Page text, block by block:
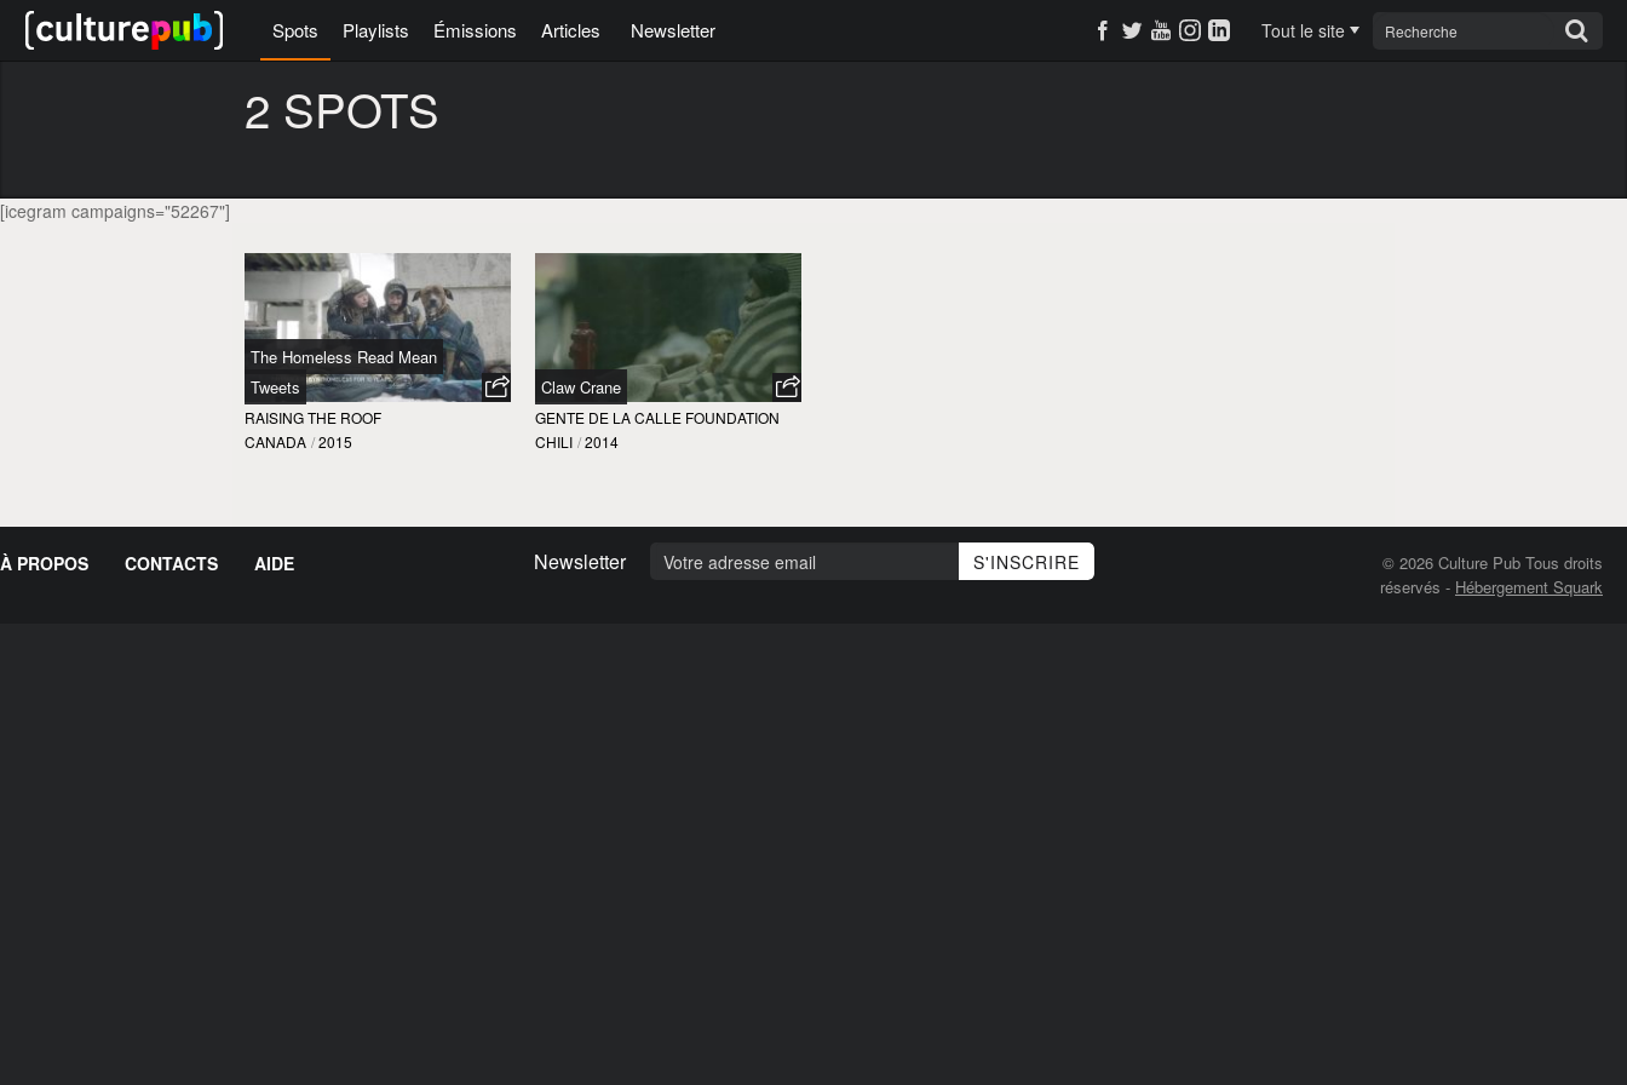
Spots Playlists Émissions Articles Newsletter Tout le site
2 SPOTS
[icegram campaigns="52267"]
The Homeless Read Mean
Tweets
RAISING THE ROOF
CANADA / 2015
Claw Crane
GENTE DE LA CALLE FOUNDATION
CHILI / 2014
À PROPOS CONTACTS AIDE Newsletter
© 2026 Culture Pub Tous droits
réservés - Hébergement Squark